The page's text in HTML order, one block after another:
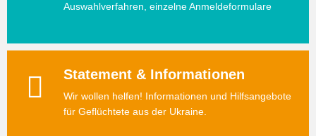
Auswahlverfahren, einzelne Anmeldeformulare
Statement & Informationen
Wir wollen helfen! Informationen und Hilfsangebote
für Geflüchtete aus der Ukraine.